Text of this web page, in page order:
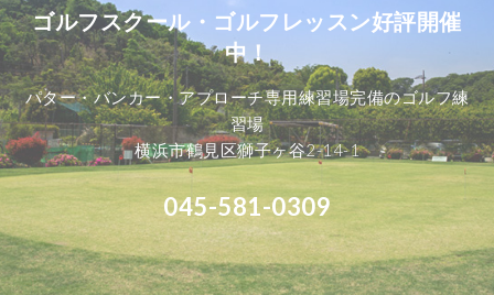
ゴルフスクール・ゴルフレッスン好評開催
中！
パター・バンカー・アプローチ専用練習場完備のゴルフ練
習場
横浜市鶴見区獅子ヶ谷2-14-1
045-581-0309